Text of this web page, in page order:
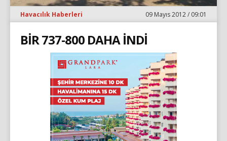
Havacılık Haberleri 09 Mayıs 2012 / 09:01
BİR 737-800 DAHA İNDİ